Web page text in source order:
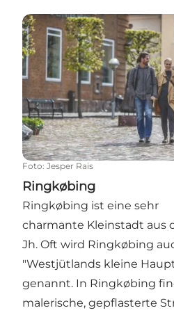
Ringkøbing
Foto: Jesper Rais
Ringkøbing
Ringkøbing ist eine sehr
charmante Kleinstadt aus
Jh. Oft wird Ringkøbing
"Westjütlands kleine
genannt. In Ringkøbing
malerische, gepflasterte